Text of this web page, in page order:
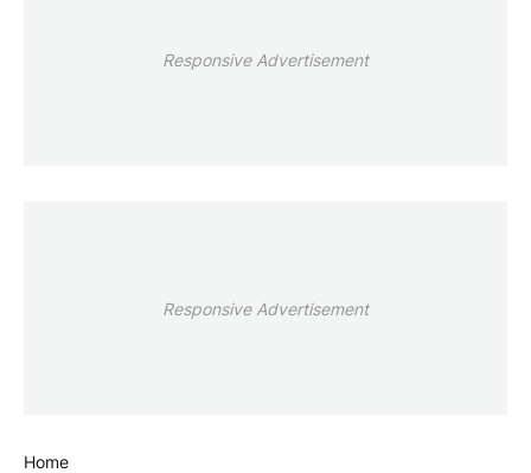
Responsive Advertisement
Responsive Advertisement
Home